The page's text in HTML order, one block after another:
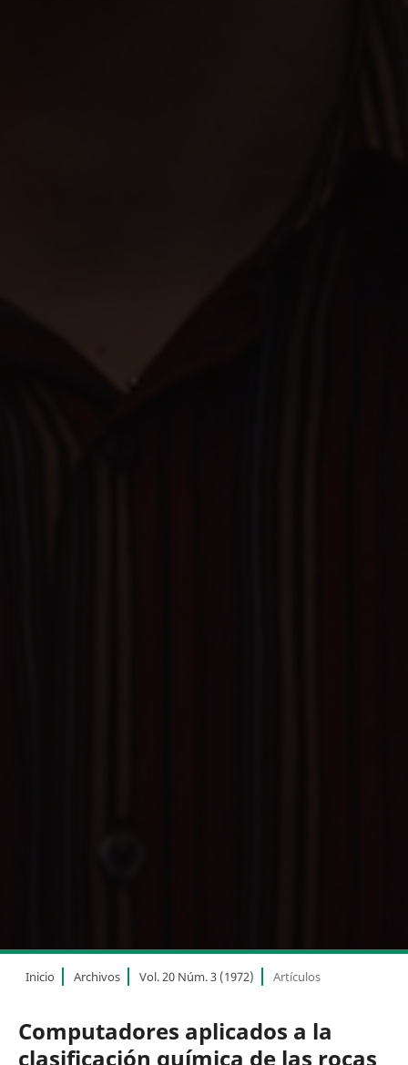
Inicio Archivos Vol. 20 Núm. 3 (1972) Artículos
Computadores aplicados a la
clasificación química de las rocas